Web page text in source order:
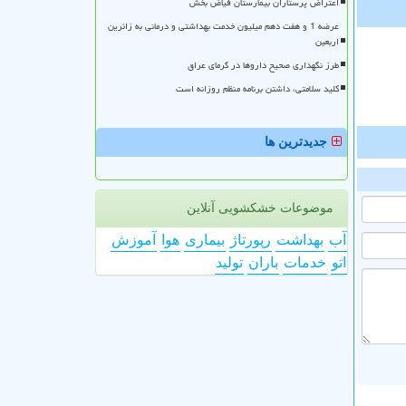
عرضه 1 و هفت دهم میلیون خدمت بهداشتی و درمانی به زائرین
اربعین
طرز نگهداری صحیح داروها در گرمای عراق
کلید سلامتی، داشتن برنامه منظم روزانه است
جدیدترین ها
موضوعات خشکشویی آنلاین
آب بهداشت رپورتاژ بیماری هوا
آموزش
اتو خدمات باران تولید